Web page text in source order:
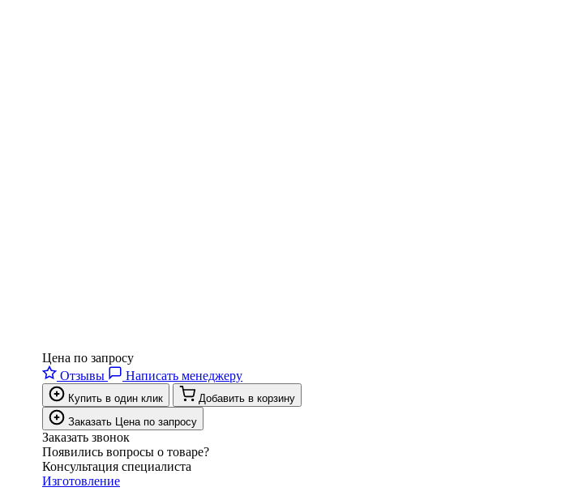
Цена по запросу
Отзывы
Написать менеджеру
Купить в один клик
Добавить в корзину
Заказать Цена по запросу
Заказать звонок
Появились вопросы о товаре?
Консультация специалиста
Изготовление